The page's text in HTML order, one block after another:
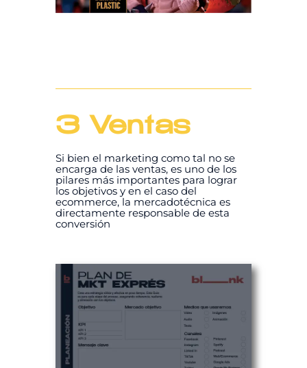
3 Ventas
Si bien el marketing como tal no se
encarga de las ventas, es uno de los
pilares más importantes para lograr
los objetivos y en el caso del
ecommerce, la mercadotécnica es
directamente responsable de esta
conversión